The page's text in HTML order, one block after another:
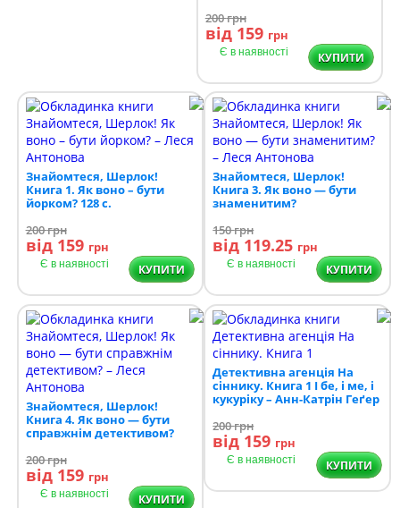
200грн
від 159 грн
Є в наявності КУПИТИ
Знайомтеся, Шерлок!
Книга 1. Як воно – бути
йорком? 128 с.
200грн
від 159 грн
Є в наявності КУПИТИ
Знайомтеся, Шерлок!
Книга 3. Як воно — бути
знаменитим?
150грн
від 119.25 грн
Є в наявності КУПИТИ
Знайомтеся, Шерлок!
Книга 4. Як воно — бути
справжнім детективом?
200грн
від 159 грн
Є в наявності КУПИТИ
Детективна агенція На
сіннику. Книга 1 І бе, і ме, і
кукуріку – Анн-Катрін Геґер
200грн
від 159 грн
Є в наявності КУПИТИ